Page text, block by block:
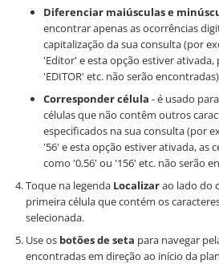
Diferenciar maiúsculas e
encontrar apenas as ocorrências
capitalização da sua consulta (por
'Editor' e esta opção estiver
'EDITOR' etc. não serão
Corresponder célula - é usado
células que não contêm outros
especificados na sua consulta (por
'56' e esta opção estiver ativada, as
como '0.56' ou '156' etc. não serão
Toque na legenda Localizarao lado do
primeira célula que contém os
selecionada.
Use os botões de seta para navegar
encontradas em direção ao início da